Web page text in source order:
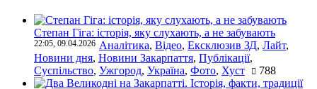
Степан Гіга: історія, яку слухають, а не забувають
22:05, 09.04.2026 Аналітика, Відео, Ексклюзив ЗД, Лайт,
Новини дня, Новини Закарпаття, Публікації,
Суспільство, Ужгород, Україна, Фото, Хуст 788